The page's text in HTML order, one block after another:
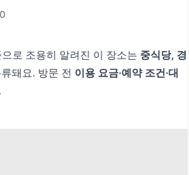
0
로 조용히 알려진 이 장소는 중식당, 경
돼요. 방문 전 이용 요금·예약 조건·대